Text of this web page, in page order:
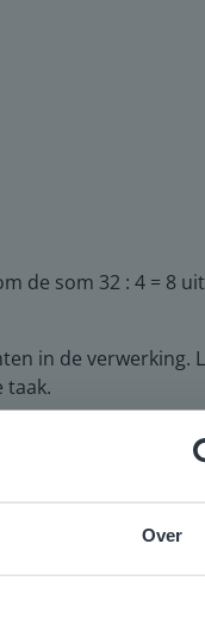
Over
de som 32 : 4 = 8
in de verwerking.
taak.
voor